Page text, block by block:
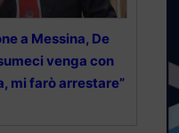
a Messina, De
venga con
mi farò arrestare”